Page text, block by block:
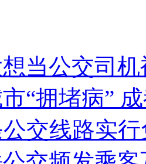
分手
警民合力深夜将其击毙
痛下狠手拳打脚踢
当公交司
“拥堵病”
交线路实